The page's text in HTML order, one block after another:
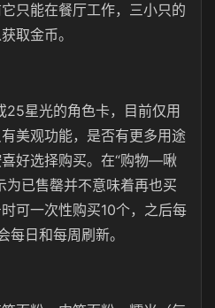
只能在餐厅工作，三小只的
取金币。
25星光的角色卡，目前仅用
美观功能，是否有更多用途
好选择购买。在“购物—啾
为已售罄并不意味着再也买
可一次性购买10个，之后每
日和每周刷新。